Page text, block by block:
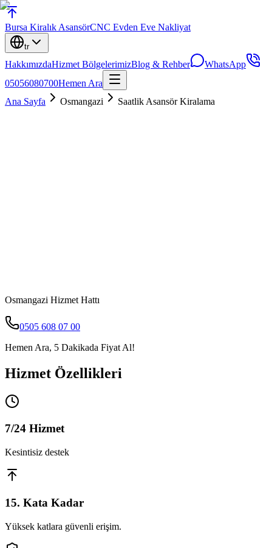
Bursa Kiralık AsansörCNC Evden Eve Nakliyat
tr
HakkımızdaHizmet BölgelerimizBlog & Rehber
WhatsApp
05056080700Hemen Ara
Ana Sayfa
Osmangazi Saatlik Asansör Kiralama
Osmangazi Hizmet Hattı
0505 608 07 00
Hemen Ara, 5 Dakikada Fiyat Al!
Hizmet Özellikleri
7/24 Hizmet
Kesintisiz destek
15. Kata Kadar
Yüksek katlara güvenli erişim.